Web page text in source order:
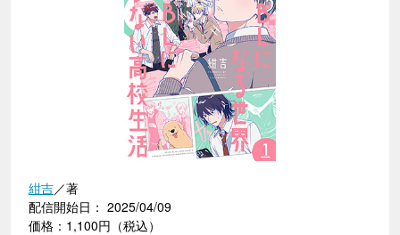
紺吉／著
配信開始日： 2025/04/09
価格：1,100円（税込）